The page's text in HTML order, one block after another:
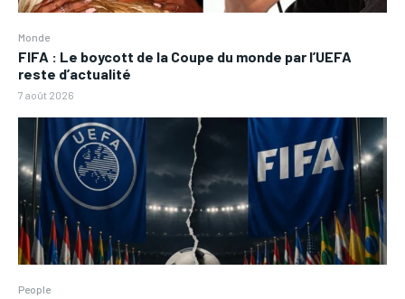
Monde
FIFA : Le boycott de la Coupe du monde par l’UEFA
reste d’actualité
7 août 2026
People